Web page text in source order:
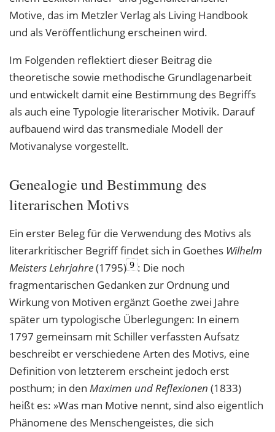
Motive, das im Metzler Verlag als Living Handbook
und als Veröffentlichung erscheinen wird.
Im Folgenden reflektiert dieser Beitrag die
theoretische sowie methodische Grundlagenarbeit
und entwickelt damit eine Bestimmung des Begriffs
als auch eine Typologie literarischer Motivik. Darauf
aufbauend wird das transmediale Modell der
Motivanalyse vorgestellt.
Genealogie und Bestimmung des
literarischen Motivs
Ein erster Beleg für die Verwendung des Motivs als
literarkritischer Begriff findet sich in Goethes Wilhelm
Meisters Lehrjahre(1795) 9 : Die noch
fragmentarischen Gedanken zur Ordnung und
Wirkung von Motiven ergänzt Goethe zwei Jahre
später um typologische Überlegungen: In einem
1797 gemeinsam mit Schiller verfassten Aufsatz
beschreibt er verschiedene Arten des Motivs, eine
Definition von letzterem erscheint jedoch erst
posthum; in den Maximen und Reflexionen (1833)
heißt es: »Was man Motive nennt, sind also eigentlich
Phänomene des Menschengeistes, die sich